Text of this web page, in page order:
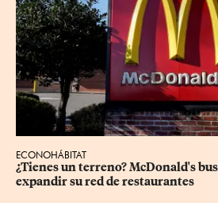
ECONOHÁBITAT
¿Tienes un terreno? McDonald's
expandir su red de restaurantes